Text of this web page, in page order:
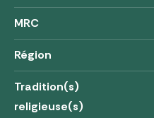
MRC
Région
Tradition(s)
religieuse(s)